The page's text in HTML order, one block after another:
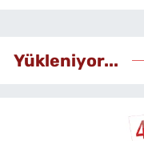
Yükleniyor...